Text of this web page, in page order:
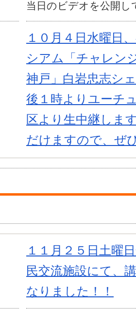
当日のビデオを公開し
１０月４日水曜日
シアム「チャレン
神戸」白岩忠志シ
後１時よりユーチ
区より生中継しま
だけますので、ぜ
１１月２５日土曜
民交流施設にて、
なりました！！